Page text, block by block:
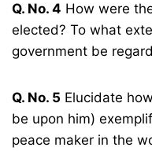
Q. No. 4 How were
elected? To what
government be
Q. No. 5 Elucidate
be upon him)
peace maker in the